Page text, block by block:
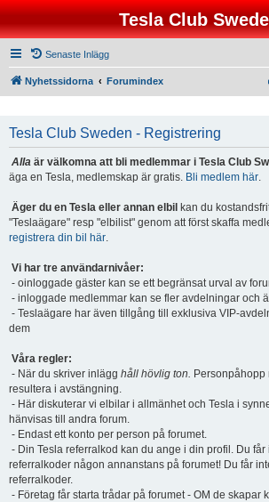
Tesla Club
Senaste Inlägg
Nyhetssidorna Forumindex
Tesla Club Sweden - Registrering
Alla är välkomna att bli medlemmar i Tesla Club
äga en Tesla, medlemskap är gratis. Bli medlem här.
Äger du en Tesla eller annan elbil kan du
"Teslaägare" resp "elbilist" genom att först skaffa
registrera din bil här.
Vi har tre användarnivåer:
- oinloggade gäster kan se ett begränsat urval av
- inloggade medlemmar kan se fler avdelningar och
- Teslaägare har även tillgång till exklusiva VIP-
dem
Våra regler:
- När du skriver inlägg håll hövlig ton. Personpåhopp
resultera i avstängning.
- Här diskuterar vi elbilar i allmänhet och Tesla i
hänvisas till andra forum.
- Endast ett konto per person på forumet.
- Din Tesla referralkod kan du ange i din profil. Du
referralkoder någon annanstans på forumet! Du får
referralkoder.
- Företag får starta trådar på forumet - OM de skapar